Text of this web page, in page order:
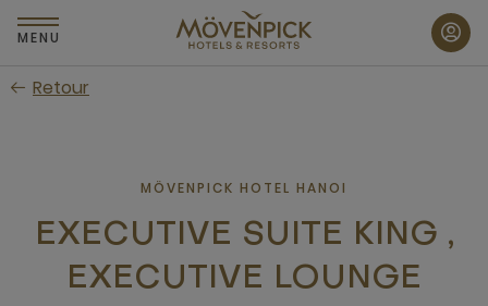
Passer
au
principal
MENU
Retour
MÖVENPICK HOTEL HANOI
EXECUTIVE SUITE KING ,
EXECUTIVE LOUNGE